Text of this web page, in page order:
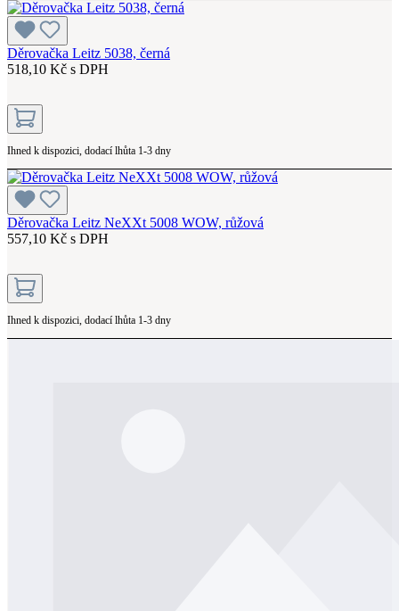
Děrovačka Leitz 5038, černá
518,10 Kč s DPH
Ihned k dispozici, dodací lhůta 1-3 dny
Děrovačka Leitz NeXXt 5008 WOW, růžová
557,10 Kč s DPH
Ihned k dispozici, dodací lhůta 1-3 dny